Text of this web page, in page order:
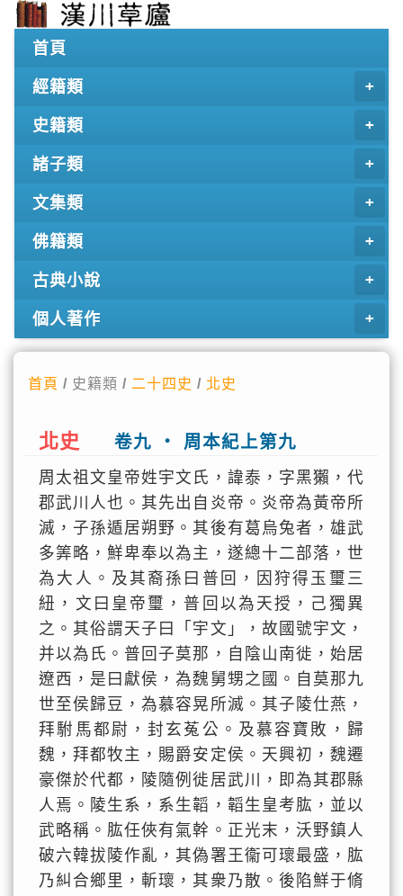
首頁
經籍類
史籍類
諸子類
文集類
佛籍類
古典小說
個人著作
首頁 / 史籍類 / 二十四史 / 北史
北史 卷九 ‧ 周本紀上第九
周太祖文皇帝姓宇文氏，諱泰，字黑獺，代
郡武川人也。其先出自炎帝。炎帝為黃帝所
滅，子孫遁居朔野。其後有葛烏兔者，雄武
多筭略，鮮卑奉以為主，遂總十二部落，世
為大人。及其裔孫曰普回，因狩得玉璽三
紐，文曰皇帝璽，普回以為天授，己獨異
之。其俗謂天子曰「宇文」，故國號宇文，
并以為氏。普回子莫那，自陰山南徙，始居
遼西，是曰獻侯，為魏舅甥之國。自莫那九
世至侯歸豆，為慕容晃所滅。其子陵仕燕，
拜駙馬都尉，封玄菟公。及慕容寶敗，歸
魏，拜都牧主，賜爵安定侯。天興初，魏遷
豪傑於代都，陵隨例徙居武川，即為其郡縣
人焉。陵生系，系生韜，韜生皇考肱，並以
武略稱。肱任俠有氣幹。正光末，沃野鎮人
破六韓拔陵作亂，其偽署王衞可瓌最盛，肱
乃糾合鄉里，斬瓌，其衆乃散。後陷鮮于脩